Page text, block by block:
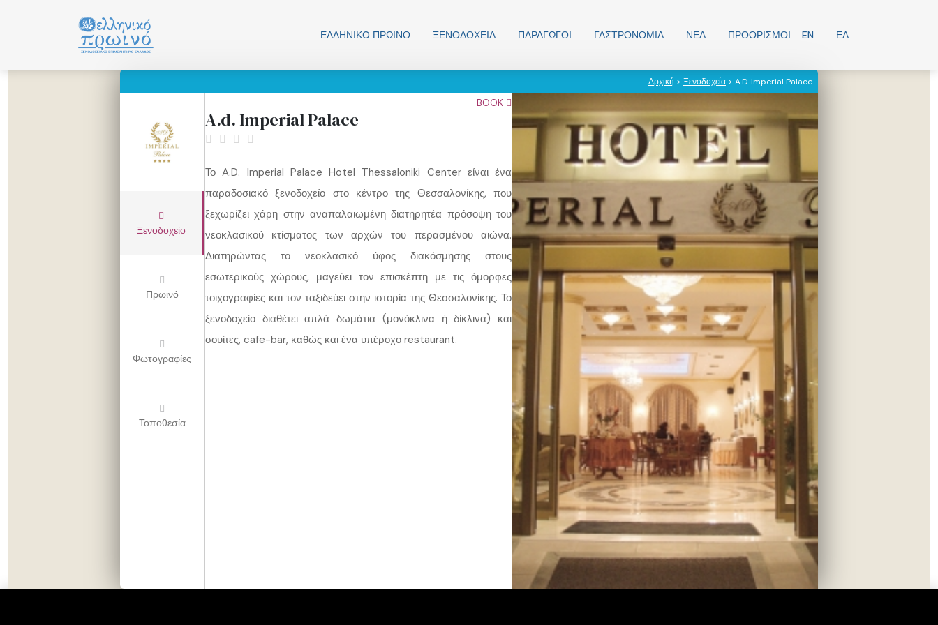
ΕΛΛΗΝΙΚO ΠΡΩΙΝΟ ΞΕΝΟΔΟΧΕΊΑ ΠΑΡΑΓΩΓΟΊ ΓΑΣΤΡΟΝΟΜΊΑ ΝΕΑ ΠΡΟΟΡΙΣΜΟΊ EN ΕΛ
Αρχική > Ξενοδοχεία > A.D. Imperial Palace
Ξενοδοχείο
Πρωινό
Φωτογραφίες
Τοποθεσία
BOOK
A.d. Imperial Palace
Το A.D. Imperial Palace Hotel Thessaloniki Center είναι ένα
παραδοσιακό ξενοδοχείο στο κέντρο της Θεσσαλονίκης, που
ξεχωρίζει χάρη στην αναπαλαιωμένη διατηρητέα πρόσοψη του
νεοκλασικού κτίσματος των αρχών του περασμένου αιώνα.
Διατηρώντας το νεοκλασικό ύφος διακόσμησης στους
εσωτερικούς χώρους, μαγεύει τον επισκέπτη με τις όμορφες
τοιχογραφίες και τον ταξιδεύει στην ιστορία της Θεσσαλονίκης. Το
ξενοδοχείο διαθέτει απλά δωμάτια (μονόκλινα ή δίκλινα) και
σουίτες, cafe-bar, καθώς και ένα υπέροχο restaurant.